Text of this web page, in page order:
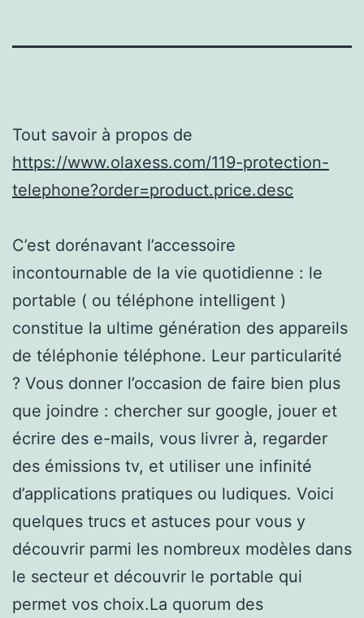
Tout savoir à propos de
https://www.olaxess.com/119-protection-
telephone?order=product.price.desc
C’est dorénavant l’accessoire
incontournable de la vie quotidienne : le
portable ( ou téléphone intelligent )
constitue la ultime génération des appareils
de téléphonie téléphone. Leur particularité
? Vous donner l’occasion de faire bien plus
que joindre : chercher sur google, jouer et
écrire des e-mails, vous livrer à, regarder
des émissions tv, et utiliser une infinité
d’applications pratiques ou ludiques. Voici
quelques trucs et astuces pour vous y
découvrir parmi les nombreux modèles dans
le secteur et découvrir le portable qui
permet vos choix.La quorum des